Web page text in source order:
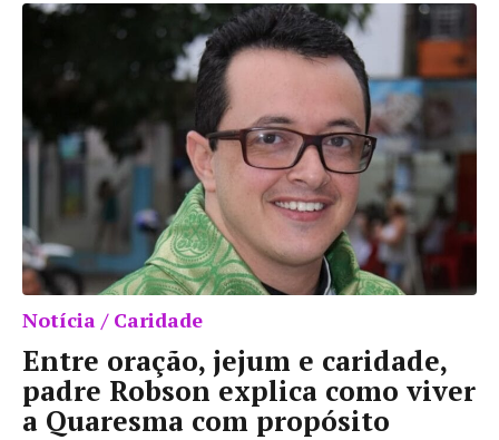
Notícia / Caridade
Entre oração, jejum e caridade,
padre Robson explica como viver
a Quaresma com propósito